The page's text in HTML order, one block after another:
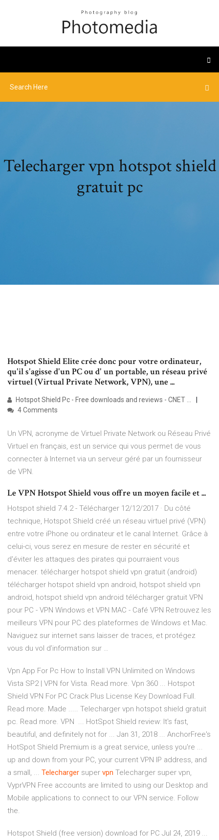
Telecharger vpn hotspot shield
gratuit pc
Hotspot Shield Elite crée donc pour votre ordinateur,
qu'il s'agisse d'un PC ou d' un portable, un réseau privé
virtuel (Virtual Private Network, VPN), une ...
Hotspot Shield Pc - Free downloads and reviews - CNET ...
4 Comments
Un VPN, acronyme de Virtuel Private Network ou Réseau Privé
Virtuel en français, est un service qui vous permet de vous
connecter à Internet via un serveur géré par un fournisseur
de VPN.
Le VPN Hotspot Shield vous offre un moyen facile et ...
Hotspot shield 7.4.2 - Télécharger 12/12/2017 · Du côté
technique, Hotspot Shield créé un réseau virtuel privé (VPN)
entre votre iPhone ou ordinateur et le canal Internet. Grâce à
celui-ci, vous serez en mesure de rester en sécurité et
d'éviter les attaques des pirates qui pourraient vous
menacer. télécharger hotspot shield vpn gratuit (android)
télécharger hotspot shield vpn android, hotspot shield vpn
android, hotspot shield vpn android télécharger gratuit VPN
pour PC - VPN Windows et VPN MAC - Café VPN Retrouvez les
meilleurs VPN pour PC des plateformes de Windows et Mac.
Naviguez sur internet sans laisser de traces, et protégez
vous du vol d’information sur …
Vpn App For Pc How to Install VPN Unlimited on Windows
Vista SP2 | VPN for Vista. Read more. Vpn 360 ... Hotspot
Shield VPN For PC Crack Plus License Key Download Full.
Read more. Made ..... Telecharger vpn hotspot shield gratuit
pc. Read more. VPN ... HotSpot Shield review: It's fast,
beautiful, and definitely not for ... Jan 31, 2018 ... AnchorFree's
HotSpot Shield Premium is a great service, unless you're ...
up and down from your PC, your current VPN IP address, and
a small, ... Telecharger super vpn Telecharger super vpn,
VyprVPN Free accounts are limited to using our Desktop and
Mobile applications to connect to our VPN service. Follow
the.
Hotspot Shield (free version) download for PC Jul 24, 2019 ...